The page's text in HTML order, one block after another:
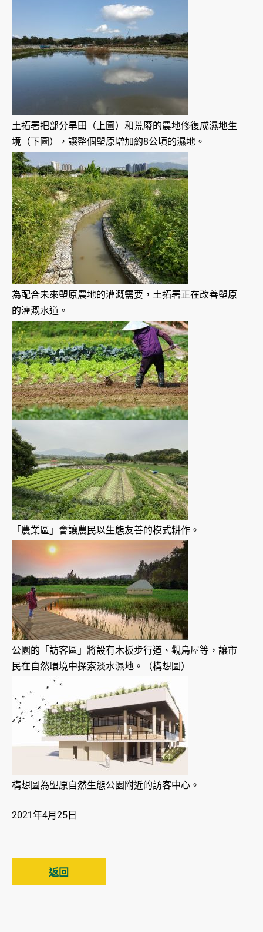
土拓署把部分旱田（上圖）和荒廢的農地修復成濕地生
境（下圖），讓整個塱原增加約8公頃的濕地。
為配合未來塱原農地的灌溉需要，土拓署正在改善塱原
的灌溉水道。
「農業區」會讓農民以生態友善的模式耕作。
公園的「訪客區」將設有木板步行道、觀鳥屋等，讓市
民在自然環境中探索淡水濕地。（構想圖）
構想圖為塱原自然生態公園附近的訪客中心。
2021年4月25日
返回